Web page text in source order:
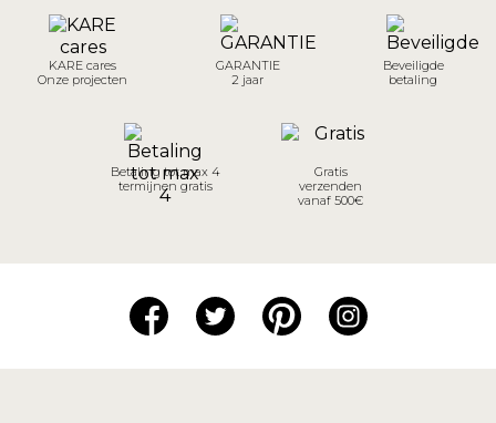
KARE cares
Onze projecten
GARANTIE
2 jaar
Beveiligde
betaling
Betaling tot max 4
termijnen gratis
Gratis
verzenden
vanaf 500€